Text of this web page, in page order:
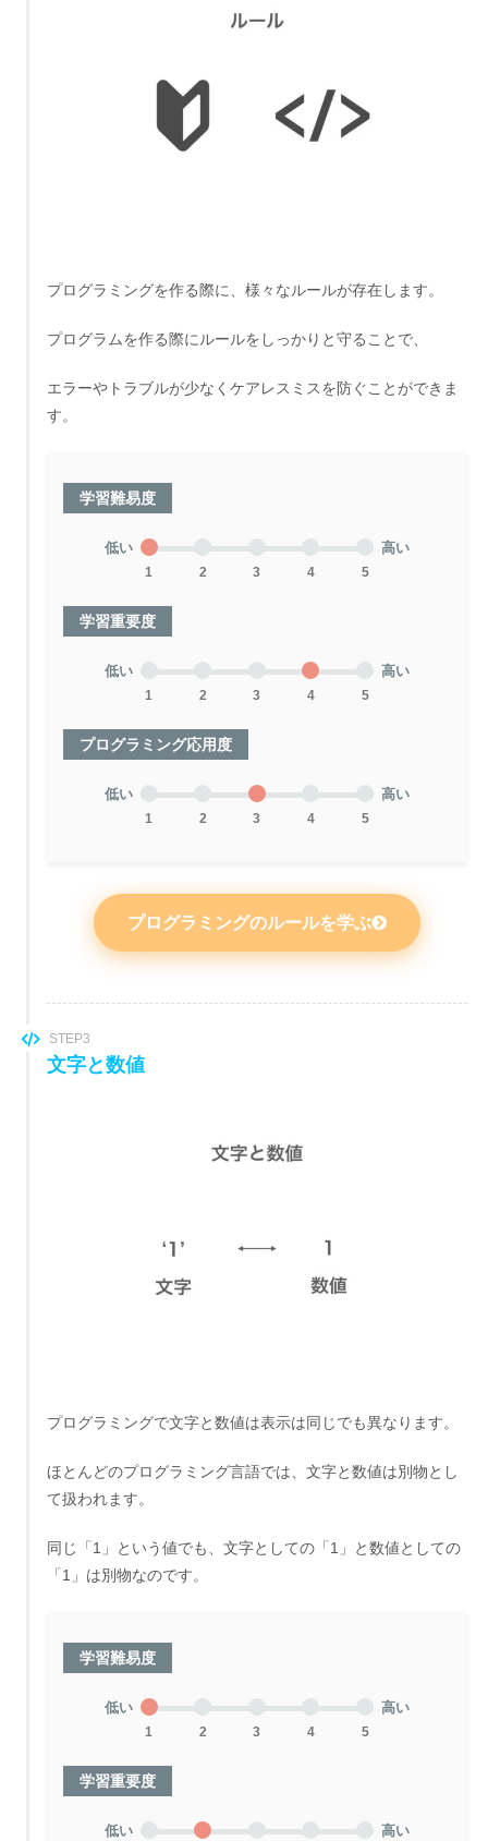
プログラミングを作る際に、様々なルールが存在します。
プログラムを作る際にルールをしっかりと守ることで、
エラーやトラブルが少なくケアレスミスを防ぐことができま
す。
学習難易度
低い
1 2 3 4 5
高い
学習重要度
低い
1 2 3 4 5
高い
プログラミング応用度
低い
1 2 3 4 5
高い
プログラミングのルールを学ぶ
STEP3
文字と数値
プログラミングで文字と数値は表示は同じでも異なります。
ほとんどのプログラミング言語では、文字と数値は別物とし
て扱われます。
同じ「1」という値でも、文字としての「1」と数値としての
「1」は別物なのです。
学習難易度
低い
1 2 3 4 5
高い
学習重要度
低い 高い